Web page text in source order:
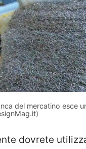
del mercatino esce
dovrete